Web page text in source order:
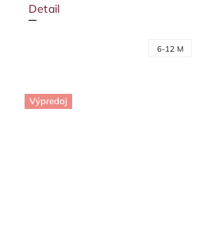
Detail
6-12 M
Výpredaj